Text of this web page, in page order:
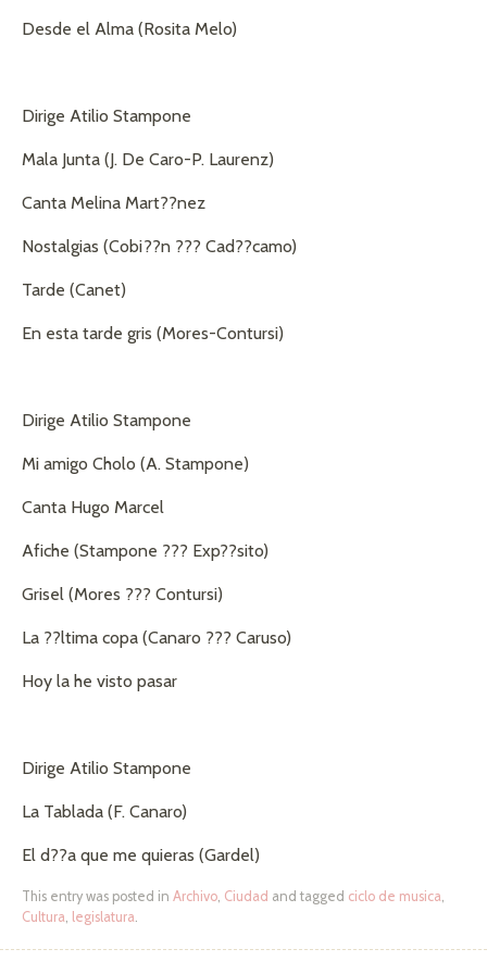
Desde el Alma (Rosita Melo)
Dirige Atilio Stampone
Mala Junta (J. De Caro-P. Laurenz)
Canta Melina Mart??nez
Nostalgias (Cobi??n ??? Cad??camo)
Tarde (Canet)
En esta tarde gris (Mores-Contursi)
Dirige Atilio Stampone
Mi amigo Cholo (A. Stampone)
Canta Hugo Marcel
Afiche (Stampone ??? Exp??sito)
Grisel (Mores ??? Contursi)
La ??ltima copa (Canaro ??? Caruso)
Hoy la he visto pasar
Dirige Atilio Stampone
La Tablada (F. Canaro)
El d??a que me quieras (Gardel)
This entry was posted in Archivo, Ciudad and tagged ciclo de musica,
Cultura, legislatura.